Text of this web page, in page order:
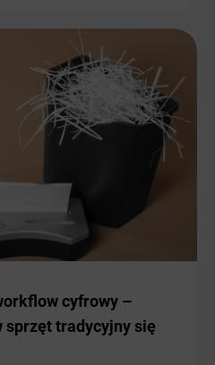
cyfrowy –
sprzęt tradycyjny się